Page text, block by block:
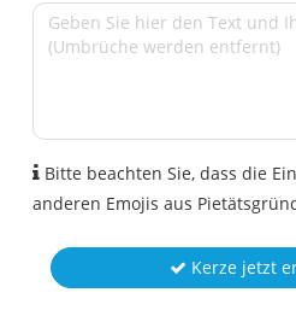
Bitte beachten Sie, dass die
anderen Emojis aus
Kerze jetzt